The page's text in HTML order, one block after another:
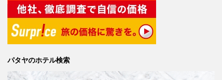
パタヤのホテル検索